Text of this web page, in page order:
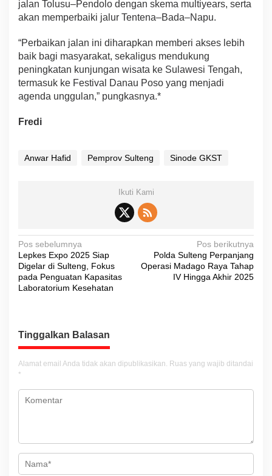
jalan Tolusu–Pendolo dengan skema multiyears, serta
akan memperbaiki jalur Tentena–Bada–Napu.
“Perbaikan jalan ini diharapkan memberi akses lebih
baik bagi masyarakat, sekaligus mendukung
peningkatan kunjungan wisata ke Sulawesi Tengah,
termasuk ke Festival Danau Poso yang menjadi
agenda unggulan,” pungkasnya.*
Fredi
Anwar Hafid Pemprov Sulteng Sinode GKST
Ikuti Kami
N
a
v
a
s
i
o
Pos sebelumnya
Lepkes Expo 2025 Siap
Digelar di Sulteng, Fokus
pada Penguatan Kapasitas
Laboratorium Kesehatan
Pos berikutnya
Polda Sulteng Perpanjang
Operasi Madago Raya Tahap
IV Hingga Akhir 2025
Tinggalkan Balasan
Alamat email Anda tidak akan dipublikasikan. Ruas yang wajib ditandai
*